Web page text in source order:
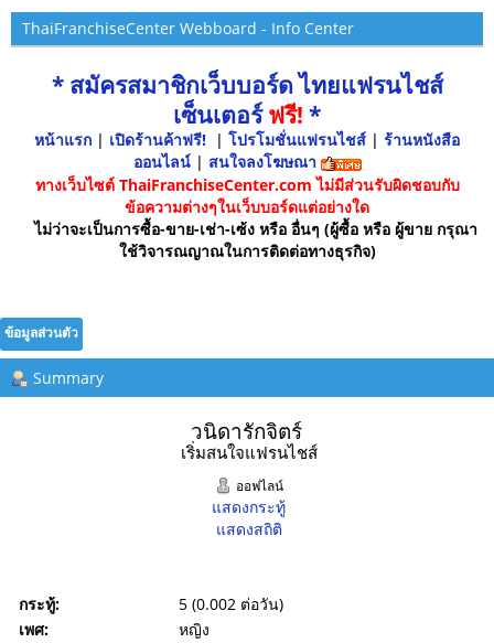
ThaiFranchiseCenter Webboard - Info Center
* สมัครสมาชิกเว็บบอร์ด ไทยแฟรนไชส์
เซ็นเตอร์ฟรี! *
หน้าแรก | เปิดร้านค้าฟรี! | โปรโมชั่นแฟรนไชส์ | ร้านหนังสือ
ออนไลน์ | สนใจลงโฆษณา
ทางเว็บไซต์ ThaiFranchiseCenter.com ไม่มีส่วนรับผิดชอบกับ
ข้อความต่างๆในเว็บบอร์ดแต่อย่างใด
ไม่ว่าจะเป็นการซื้อ-ขาย-เช่า-เซ้ง หรือ อื่นๆ (ผู้ซื้อ หรือ ผู้ขาย กรุณา
ใช้วิจารณญาณในการติดต่อทางธุรกิจ)
ข้อมูลส่วนตัว
Summary
วนิดารักจิตร์
เริ่มสนใจแฟรนไชส์
ออฟไลน์
แสดงกระทู้
แสดงสถิติ
กระทู้:
5 (0.002 ต่อวัน)
เพศ:
หญิง